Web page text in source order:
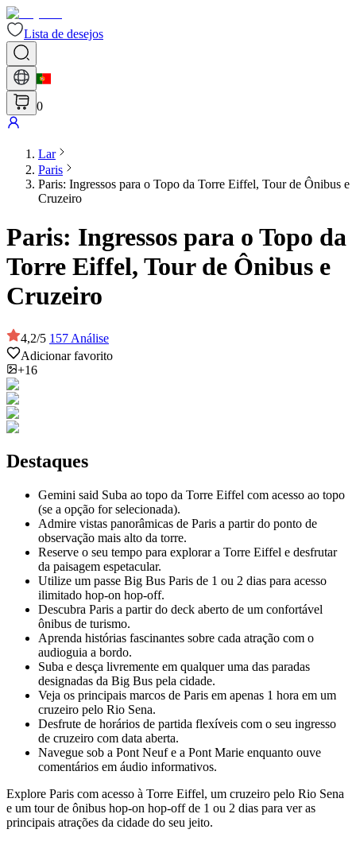
Lista de desejos
0
Lar
Paris
Paris: Ingressos para o Topo da Torre Eiffel, Tour de Ônibus e
Cruzeiro
Paris: Ingressos para o Topo da
Torre Eiffel, Tour de Ônibus e
Cruzeiro
4,2/5 157 Análise
Adicionar favorito
+16
Destaques
Gemini said Suba ao topo da Torre Eiffel com acesso ao topo
(se a opção for selecionada).
Admire vistas panorâmicas de Paris a partir do ponto de
observação mais alto da torre.
Reserve o seu tempo para explorar a Torre Eiffel e desfrutar
da paisagem espetacular.
Utilize um passe Big Bus Paris de 1 ou 2 dias para acesso
ilimitado hop-on hop-off.
Descubra Paris a partir do deck aberto de um confortável
ônibus de turismo.
Aprenda histórias fascinantes sobre cada atração com o
audioguia a bordo.
Suba e desça livremente em qualquer uma das paradas
designadas da Big Bus pela cidade.
Veja os principais marcos de Paris em apenas 1 hora em um
cruzeiro pelo Rio Sena.
Desfrute de horários de partida flexíveis com o seu ingresso
de cruzeiro com data aberta.
Navegue sob a Pont Neuf e a Pont Marie enquanto ouve
comentários em áudio informativos.
Explore Paris com acesso à Torre Eiffel, um cruzeiro pelo Rio Sena
e um tour de ônibus hop-on hop-off de 1 ou 2 dias para ver as
principais atrações da cidade do seu jeito.